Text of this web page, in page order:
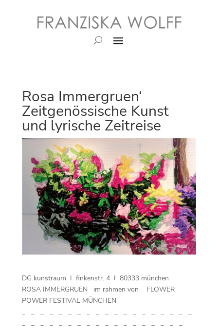
Rosa Immergruen‘
Zeitgenössische Kunst
und lyrische Zeitreise
DG kunstraum I finkenstr. 4 I 80333 münchen
ROSA IMMERGRUEN im rahmen von FLOWER
POWER FESTIVAL MÜNCHEN
_ _ _ _ _ _ _ _ _ _ _ _ _ _ _ _ _ _ _
_ _ _ _ _ _ _ _ _ _ _ _ _ _ _ _ _ _